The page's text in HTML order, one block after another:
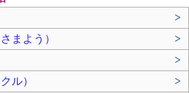
>
まよう）
>
>
ル）
>